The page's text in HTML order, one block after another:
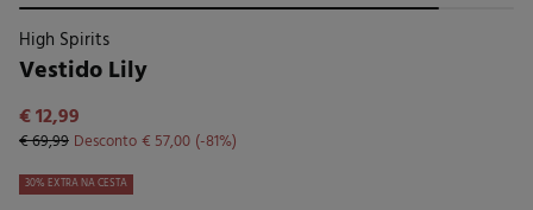
High Spirits
Vestido Lily
€ 12,99
€ 69,99 Desconto€ 57,00 81
30% EXTRA NA CESTA